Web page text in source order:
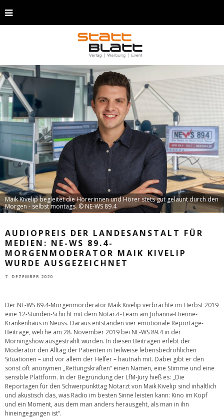
Maik Kivelip begleitet die Hörerinnen und Hörer stets gut gelaunt durch den
Morgen - selbst montags. © NE-WS 89.4
AUDIOPREIS DER LANDESANSTALT FÜR
MEDIEN: NE-WS 89.4-
MORGENMODERATOR MAIK KIVELIP
WURDE AUSGEZEICHNET
7. DEZEMBER 2020
Der NE-WS 89.4-Morgenmorderator Maik Kivelip verbrachte im Herbst 2019
eine 12-Stunden-Schicht mit dem Notarzt-Team am Johanna-Etienne-
Krankenhaus in Neuss. Daraus entstanden vier emotionale Reportage-
Beiträge, welche am 28. November 2019 bei NE-WS 89.4 in der
Morningshow ausgestrahlt wurden. In diesen Beiträgen erlebt der
Moderator den Alltag der Patienten in teilweise lebensbedrohlichen
Situationen – und vor allem der Helfer – hautnah mit. Dabei gibt er den
sonst oft anonymen „Rettungskräften“ einen Namen, eine Stimme und eine
sensible Plattform. In der Begründung der LfM-Jury hieß es: „Die
Reportagen für den Schwerpunkttag Notarzt von Maik Kivelip sind inhaltlich
und akustisch das, was Radio im besten Sinne leisten kann: Kino im Kopf
und ein Moment, aus dem man anders herausgeht, als man in ihn
hineingegangen ist“.